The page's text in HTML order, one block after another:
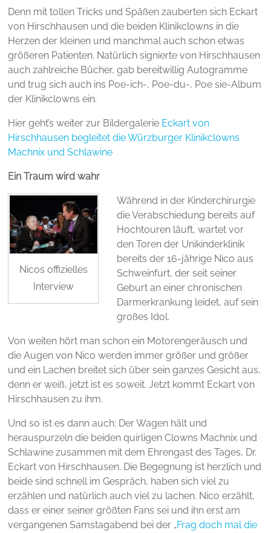
Denn mit tollen Tricks und Späßen zauberten sich Eckart
von Hirschhausen und die beiden Klinikclowns in die
Herzen der kleinen und manchmal auch schon etwas
größeren Patienten. Natürlich signierte von Hirschhausen
auch zahlreiche Bücher, gab bereitwillig Autogramme
und trug sich auch ins Poe-ich-, Poe-du-, Poe sie-Album
der Klinikclowns ein.
Hier geht’s weiter zur Bildergalerie Eckart von
Hirschhausen begleitet die Würzburger Klinikclowns
Machnix und Schlawine
Ein Traum wird wahr
Nicos offizielles
Interview
Während in der Kinderchirurgie
die Verabschiedung bereits auf
Hochtouren läuft, wartet vor
den Toren der Unikinderklinik
bereits der 16-jährige Nico aus
Schweinfurt, der seit seiner
Geburt an einer chronischen
Darmerkrankung leidet, auf sein
großes Idol.
Von weiten hört man schon ein Motorengeräusch und
die Augen von Nico werden immer größer und größer
und ein Lachen breitet sich über sein ganzes Gesicht aus,
denn er weiß, jetzt ist es soweit. Jetzt kommt Eckart von
Hirschhausen zu ihm.
Und so ist es dann auch: Der Wagen hält und
herauspurzeln die beiden quirligen Clowns Machnix und
Schlawine zusammen mit dem Ehrengast des Tages, Dr.
Eckart von Hirschhausen. Die Begegnung ist herzlich und
beide sind schnell im Gespräch, haben sich viel zu
erzählen und natürlich auch viel zu lachen. Nico erzählt,
dass er einer seiner größten Fans sei und ihn erst am
vergangenen Samstagabend bei der „Frag doch mal die